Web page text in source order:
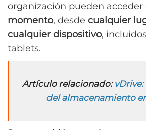
organización pueden acceder
momento, desde cualquier
cualquier dispositivo,
tablets.
Artículo relacionado:
del almacenamiento